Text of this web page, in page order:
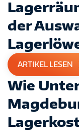
der
ARTIKEL LESEN
Wie